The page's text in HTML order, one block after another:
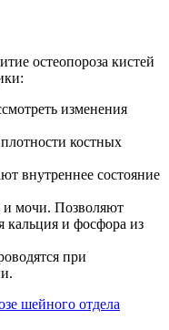
остеопороза кистей
изменения
костных
внутреннее состояние
и мочи. Позволяют
кальция и фосфора из
при
шейного отдела